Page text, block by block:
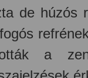
de húzós
a